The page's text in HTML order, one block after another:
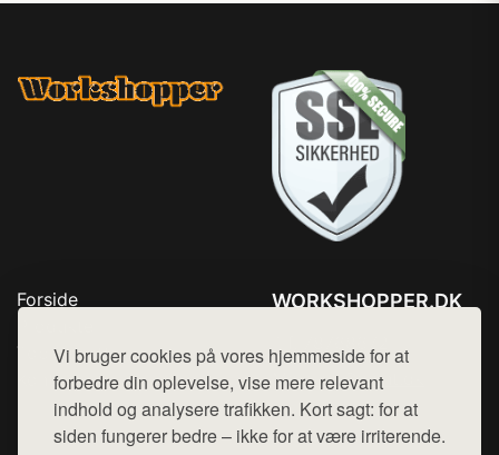
Vi bruger cookies på vores hjemmeside for at
forbedre din oplevelse, vise mere relevant
indhold og analysere trafikken. Kort sagt: for at
siden fungerer bedre – ikke for at være irriterende.
Forside
Top Rabatter
Kontakt
WORKSHOPPER.DK
Mail: hej@want.dk
Cookie- og privatlivspolitik